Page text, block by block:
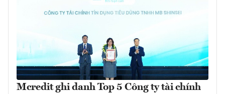
Mcredit ghi danh Top 5 Công ty tài chính